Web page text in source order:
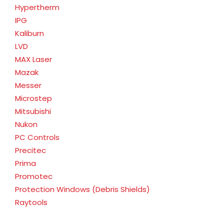
Hypertherm
IPG
Kaliburn
LVD
MAX Laser
Mazak
Messer
Microstep
Mitsubishi
Nukon
PC Controls
Precitec
Prima
Promotec
Protection Windows (Debris Shields)
Raytools